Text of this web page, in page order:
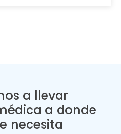
a llevar
a donde
necesita